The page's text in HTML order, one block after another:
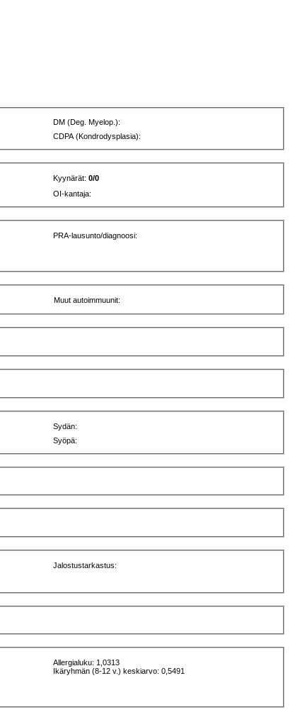
DM (Deg. Myelop.):
CDPA (Kondrodysplasia):
Kyynärät:0/0
OI-kantaja:
PRA-lausunto/diagnoosi:
Muut autoimmuunit:
Sydän:
Syöpä:
Jalostustarkastus:
Allergialuku: 1,0313
Ikäryhmän (8-12 v.) keskiarvo: 0,5491